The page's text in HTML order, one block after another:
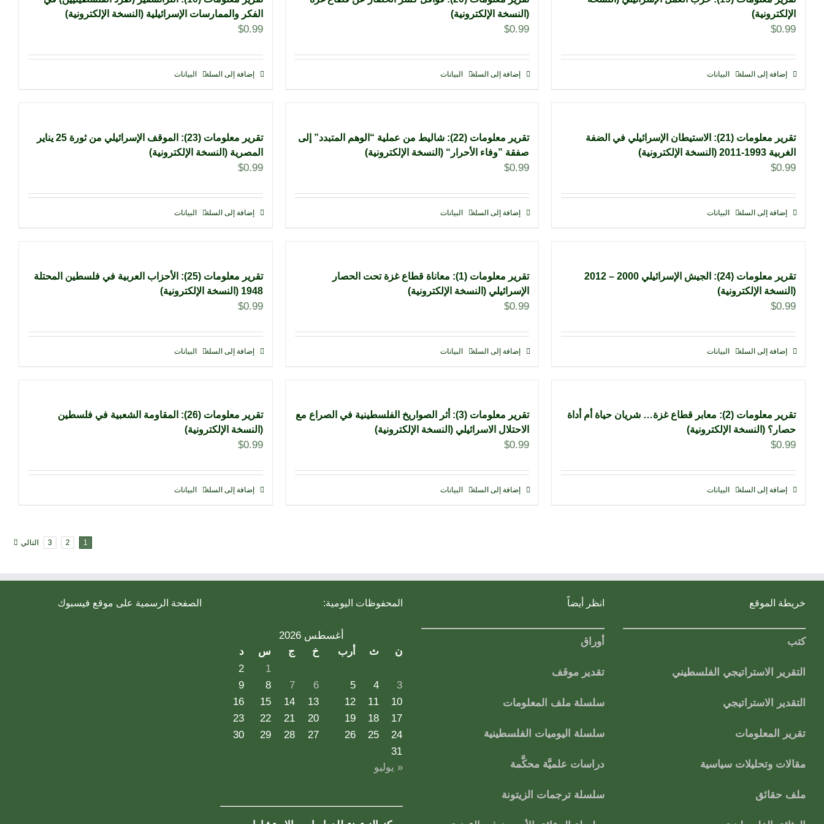
الإلكترونية)
$0.99
إضافة إلى السلة البيانات
(النسخة الإلكترونية)
$0.99
إضافة إلى السلة البيانات
الفكر والممارسات الإسرائيلية (النسخة الإلكترونية)
$0.99
إضافة إلى السلة البيانات
تقرير معلومات (21): الاستيطان الإسرائيلي في الضفة
الغربية 1993-2011 (النسخة الإلكترونية)
$0.99
إضافة إلى السلة البيانات
تقرير معلومات (22): شاليط من عملية “الوهم المتبدد” إلى
صفقة ”وفاء الأحرار“ (النسخة الإلكترونية)
$0.99
إضافة إلى السلة البيانات
تقرير معلومات (23): الموقف الإسرائيلي من ثورة 25 يناير
المصرية (النسخة الإلكترونية)
$0.99
إضافة إلى السلة البيانات
تقرير معلومات (24): الجيش الإسرائيلي 2000 – 2012
(النسخة الإلكترونية)
$0.99
إضافة إلى السلة البيانات
تقرير معلومات (1): معاناة قطاع غزة تحت الحصار
الإسرائيلي (النسخة الإلكترونية)
$0.99
إضافة إلى السلة البيانات
تقرير معلومات (25): الأحزاب العربية في فلسطين المحتلة
1948 (النسخة الإلكترونية)
$0.99
إضافة إلى السلة البيانات
تقرير معلومات (2): معابر قطاع غزة… شريان حياة أم أداة
حصار؟ (النسخة الإلكترونية)
$0.99
إضافة إلى السلة البيانات
تقرير معلومات (3): أثر الصواريخ الفلسطينية في الصراع مع
الاحتلال الاسرائيلي (النسخة الإلكترونية)
$0.99
إضافة إلى السلة البيانات
تقرير معلومات (26): المقاومة الشعبية في فلسطين
(النسخة الإلكترونية)
$0.99
إضافة إلى السلة البيانات
1
2
3 التالي
خريطة الموقع
كتب
التقرير الاستراتيجي الفلسطيني
التقدير الاستراتيجي
تقرير المعلومات
مقالات وتحليلات سياسية
ملف حقائق
انظر أيضاً
أوراق
تقدير موقف
سلسلة ملف المعلومات
سلسلة اليوميات الفلسطينية
دراسات علميَّة محكَّمة
سلسلة ترجمات الزيتونة
المحفوظات اليومية:
أغسطس 2026
ن
ث أرب خ ج س
د
1
2
3
4
5
6
7
8
9
10
11
12
13
14
15
16
17
18
19
20
21
22
23
24
25
26
27
28
29
30
31
« يوليو
الصفحة الرسمية على موقع فيسبوك